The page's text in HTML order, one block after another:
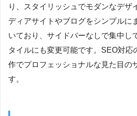
り、スタイリッシュでモダンなデザ
ディアサイトやブログをシンプルに
いており、サイドバーなしで集中し
タイルにも変更可能です。SEO対応
作でプロフェッショナルな見た目の
す。